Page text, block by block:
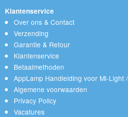
Klantenservice
Over ons & Contact
Verzending
Garantie & Retour
Klantenservice
Betaalmethoden
AppLamp Handleiding voor Mi-Light
Algemene voorwaarden
Privacy Policy
Vacatures